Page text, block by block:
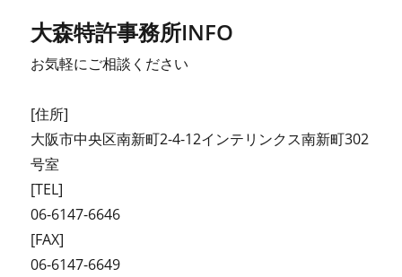
大森特許事務所INFO
お気軽にご相談ください
[住所]
大阪市中央区南新町2-4-12インテリンクス南新町302
号室
[TEL]
06-6147-6646
[FAX]
06-6147-6649